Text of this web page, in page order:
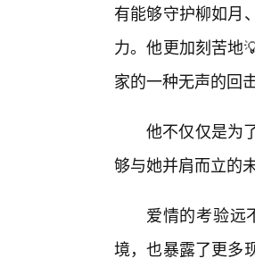
有能够守护柳如月
力。他更加刻苦地
家的一种无声的回
他不仅仅是为
够与她并肩而立的
爱情的考验远
境，也暴露了更多